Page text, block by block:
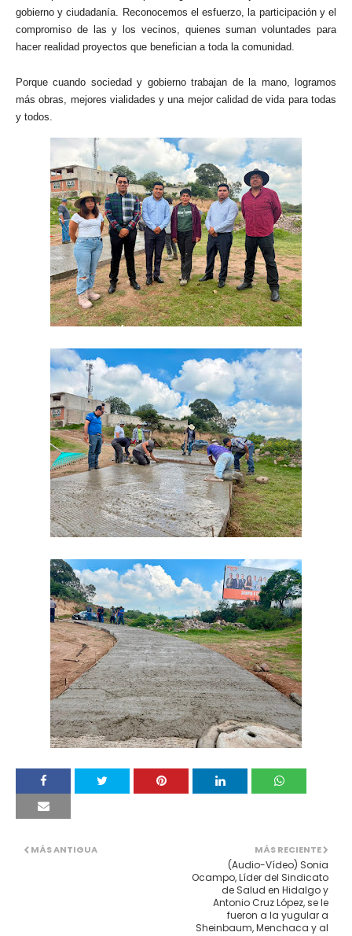
gobierno y ciudadanía. Reconocemos el esfuerzo, la participación y el
compromiso de las y los vecinos, quienes suman voluntades para
hacer realidad proyectos que benefician a toda la comunidad.
Porque cuando sociedad y gobierno trabajan de la mano, logramos
más obras, mejores vialidades y una mejor calidad de vida para todas
y todos.
MÁS RECIENTE
(Audio-Vídeo) Sonia
Ocampo, Líder del Sindicato
de Salud en Hidalgo y
Antonio Cruz López, se le
fueron a la yugular a
Sheinbaum, Menchaca y al
MÁS ANTIGUA